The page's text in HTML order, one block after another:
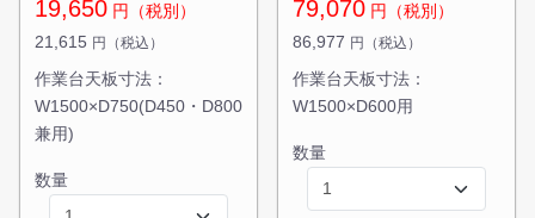
19,650 円（税別）
21,615 円（税込）
作業台天板寸法：
W1500×D750(D450・D800
兼用)
数量
79,070 円（税別）
86,977 円（税込）
作業台天板寸法：
W1500×D600用
数量